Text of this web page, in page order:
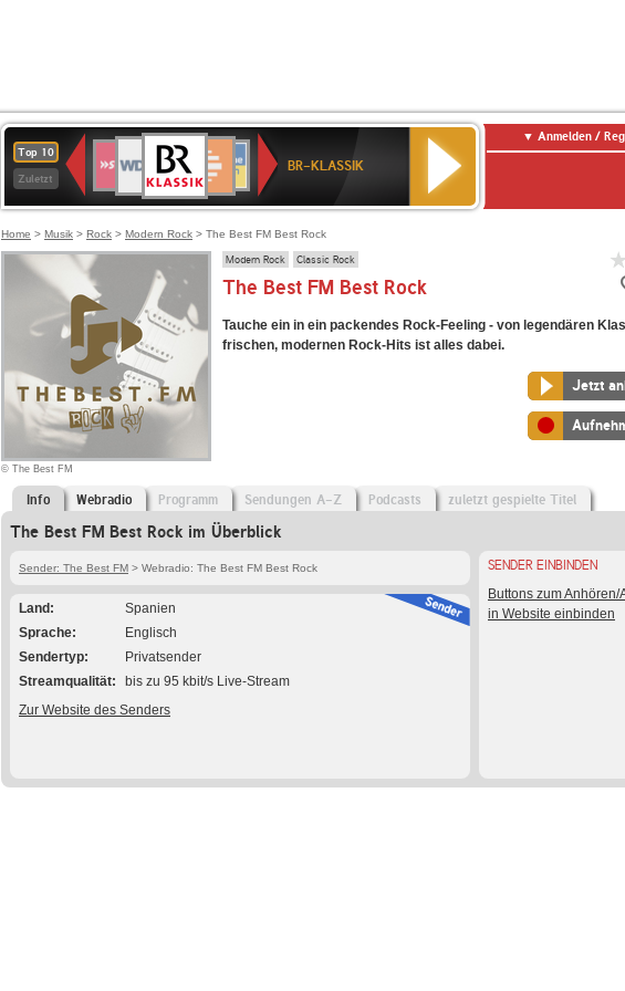
Top 10
Zuletzt
Deutschlandfunk
80er
90er
OLDIE
ANTENNE
4
BR-
KLASSIK
Deutschlandfunk
Kultur
ANTENNE
BAYERN
SWR
Kultur
NDR
2
BR-KLASSIK
Anmelden /
Home > Musik > Rock > Modern Rock > The Best FM Best Rock
© The Best FM
Modern Rock Classic Rock
The Best FM Best Rock
Tauche ein in ein packendes Rock-Feeling - von legendären
frischen, modernen Rock-Hits ist alles dabei.
Jetzt
Info Webradio Programm Sendungen A-Z Podcasts zuletzt gespielte Titel
The Best FM Best Rock im Überblick
Sender: The Best FM > Webradio: The Best FM Best Rock
Land
Spanien
Sprache
Englisch
Sendertyp
Privatsender
Streamqualität
bis zu 95 kbit/s Live-Stream
Zur Website des Senders
SENDER EINBINDEN
Buttons zum Anhören/
in Website einbinden